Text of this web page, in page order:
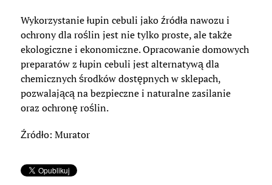
Wykorzystanie łupin cebuli jako źródła nawozu i
ochrony dla roślin jest nie tylko proste, ale także
ekologiczne i ekonomiczne. Opracowanie domowych
preparatów z łupin cebuli jest alternatywą dla
chemicznych środków dostępnych w sklepach,
pozwalającą na bezpieczne i naturalne zasilanie
oraz ochronę roślin.
Źródło: Murator